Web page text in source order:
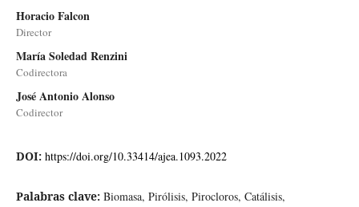
Horacio Falcon
Director
María Soledad Renzini
Codirectora
José Antonio Alonso
Codirector
DOI: https://doi.org/10.33414/ajea.1093.2022
Palabras clave: Biomasa, Pirólisis, Pirocloros, Catálisis,